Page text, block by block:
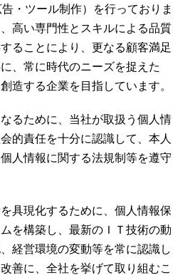
・ツール制作）を行っておりま
高い専門性とスキルによる品質
ることにより、更なる顧客満足
、常に時代のニーズを捉えた
造する企業を目指しています。
るために、当社が取扱う個人情
的責任を十分に認識して、本人
人情報に関する法規制等を遵守
具現化するために、個人情報保
を構築し、最新のＩＴ技術の動
経営環境の変動等を常に認識し
善に、全社を挙げて取り組むこ